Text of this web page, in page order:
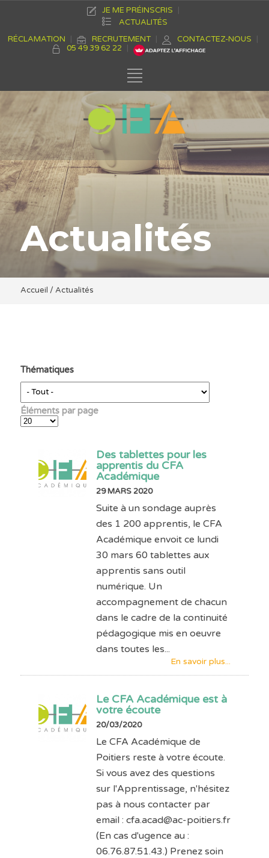
JE ME PRÉINSCRIS
ACTUALITÉS
RÉCLAMATION
RECRUTEMENT
CONTACTEZ-NOUS
05 49 39 62 22
Actualités
Accueil / Actualités
Thématiques
Éléments par page
Des tablettes pour les
apprentis du CFA
Académique
29 MARS 2020
Suite à un sondage auprès
des 1 200 apprentis, le CFA
Académique envoit ce lundi
30 mars 60 tablettes aux
apprentis sans outil
numérique. Un
accompagnement de chacun
dans le cadre de la continuité
pédagogique mis en oeuvre
dans toutes les...
En savoir plus...
Le CFA Académique est à
votre écoute
20/03/2020
Le CFA Académique de
Poitiers reste à votre écoute.
Si vous avez des questions
sur l'Apprentissage, n'hésitez
pas à nous contacter par
email : cfa.acad@ac-poitiers.fr
(En cas d'ugence au :
06.76.87.51.43.) Prenez soin